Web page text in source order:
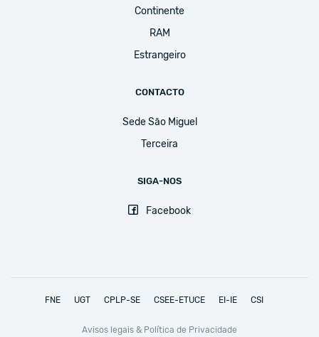
Continente
RAM
Estrangeiro
CONTACTO
Sede São Miguel
Terceira
SIGA-NOS
Facebook
FNE UGT CPLP-SE CSEE-ETUCE EI-IE CSI
Avisos legais & Política de Privacidade